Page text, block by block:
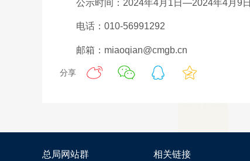
公示时间：2024年4月1日—2024年4月9日
电话：010-56991292
邮箱：miaoqian@cmgb.cn
分享
总局网站群 相关链接